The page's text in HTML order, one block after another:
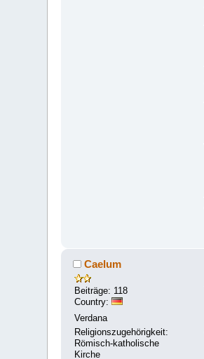
Caelum
Beiträge: 118
Country:
Verdana
Religionszugehörigkeit:
Römisch-katholische
Kirche